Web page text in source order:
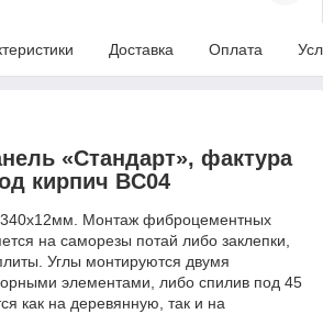
Доставка Оплата
«Стандарт», фактура
кирпич BC04
Монтаж фиброцементных
на саморезы потай либо заклепки,
Углы монтируются двумя
элементами, либо спилив под 45
как на деревянную, так и на